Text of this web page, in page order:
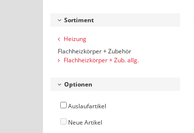
Sortiment
Heizung
Flachheizkörper + Zubehör
Flachheizkörper + Zub. allg.
Optionen
Auslaufartikel
Neue Artikel